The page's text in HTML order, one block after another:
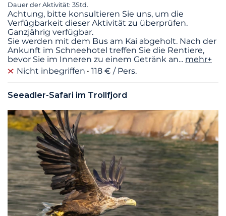
Dauer der Aktivität: 3Std.
Achtung, bitte konsultieren Sie uns, um die
Verfügbarkeit dieser Aktivität zu überprüfen.
Ganzjährig verfügbar.
Sie werden mit dem Bus am Kai abgeholt. Nach der
Ankunft im Schneehotel treffen Sie die Rentiere,
bevor Sie im Inneren zu einem Getränk an... mehr+
Nicht inbegriffen
118 € / Pers.
Seeadler-Safari im Trollfjord